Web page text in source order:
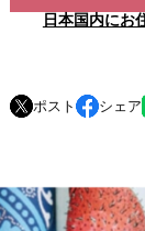
日本国内にお
ポスト シェア